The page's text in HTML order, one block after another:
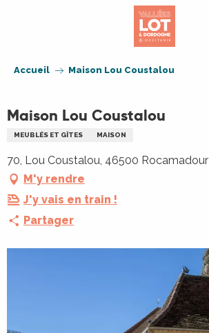
Accueil Maison Lou Coustalou
Maison Lou Coustalou
MEUBLÉS ET GÎTES MAISON
70, Lou Coustalou, 46500 Rocamadour
M'y rendre
J'y vais en train !
Partager